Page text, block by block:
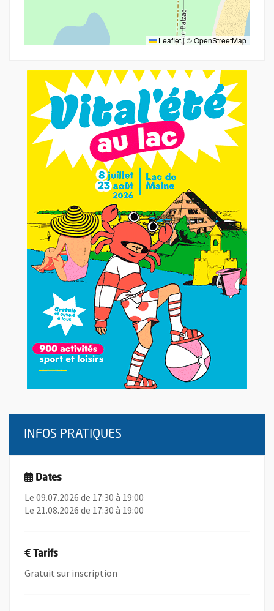
Leaflet|©OpenStreetMap
INFOS PRATIQUES
Dates
Le 09.07.2026 de 17:30 à 19:00
Le 21.08.2026 de 17:30 à 19:00
Tarifs
Gratuit sur inscription